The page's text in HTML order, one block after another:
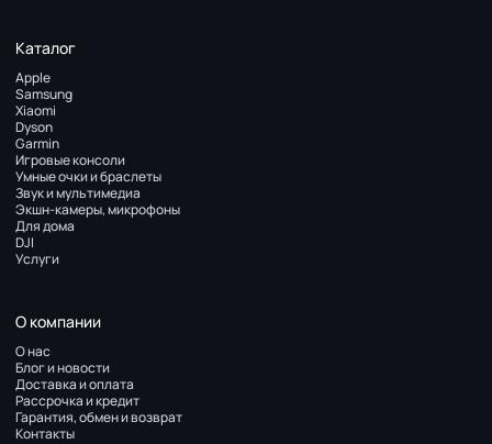
Каталог
Apple
Samsung
Xiaomi
Dyson
Garmin
Игровые консоли
Умные очки и браслеты
Звук и мультимедиа
Экшн-камеры, микрофоны
Для дома
DJI
Услуги
О компании
О нас
Блог и новости
Доставка и оплата
Рассрочка и кредит
Гарантия, обмен и возврат
Контакты